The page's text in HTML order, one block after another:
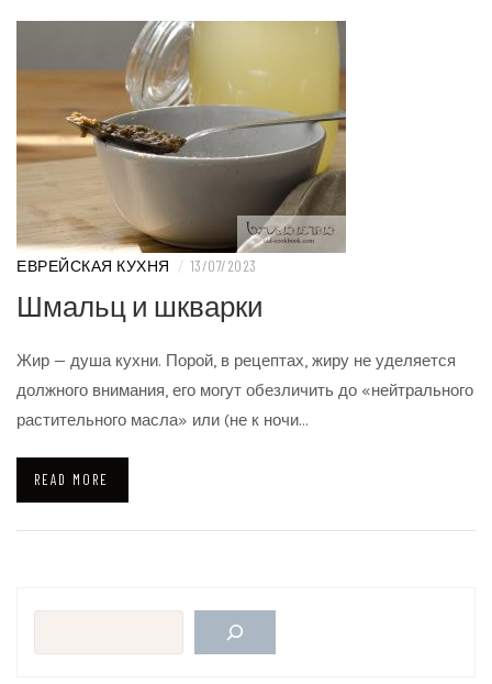
ЕВРЕЙСКАЯ КУХНЯ / 13/07/2023
Шмальц и шкварки
Жир — душа кухни. Порой, в рецептах, жиру не уделяется
должного внимания, его могут обезличить до «нейтрального
растительного масла» или (не к ночи…
READ MORE